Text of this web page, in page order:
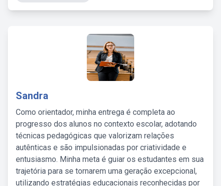
Sandra
Como orientador, minha entrega é completa ao
progresso dos alunos no contexto escolar, adotando
técnicas pedagógicas que valorizam relações
autênticas e são impulsionadas por criatividade e
entusiasmo. Minha meta é guiar os estudantes em sua
trajetória para se tornarem uma geração excepcional,
utilizando estratégias educacionais reconhecidas por